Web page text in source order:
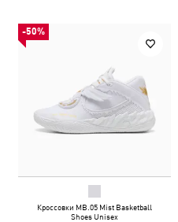
-50%
Кроссовки MB.05 Mist Basketball
Shoes Unisex